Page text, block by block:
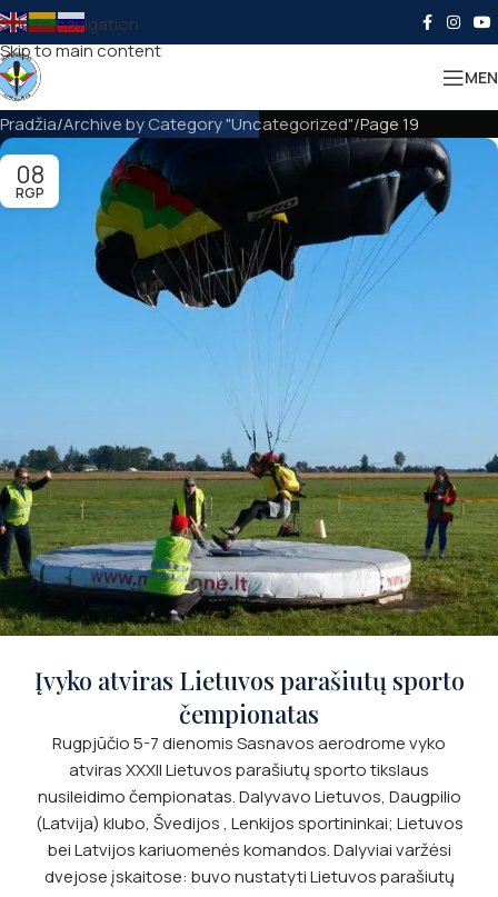
Skip to navigation
Skip to main content
Pradžia Archive by Category "Uncategorized" Page 19
08
RGP
Įvyko atviras Lietuvos parašiutų sporto
čempionatas
Rugpjūčio 5-7 dienomis Sasnavos aerodrome vyko
atviras XXXII Lietuvos parašiutų sporto tikslaus
nusileidimo čempionatas. Dalyvavo Lietuvos, Daugpilio
(Latvija) klubo, Švedijos , Lenkijos sportininkai; Lietuvos
bei Latvijos kariuomenės komandos. Dalyviai varžėsi
dvejose įskaitose: buvo nustatyti Lietuvos parašiutų